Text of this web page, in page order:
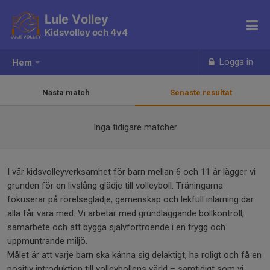
Hem Logga in
Lule Volley
Kidsvolley och 4v4
Nästa match Senaste resultat
Inga tidigare matcher
I vår kidsvolleyverksamhet för barn mellan 6 och 11 år lägger vi
grunden för en livslång glädje till volleyboll. Träningarna
fokuserar på rörelseglädje, gemenskap och lekfull inlärning där
alla får vara med. Vi arbetar med grundläggande bollkontroll,
samarbete och att bygga självförtroende i en trygg och
uppmuntrande miljö.
Målet är att varje barn ska känna sig delaktigt, ha roligt och få en